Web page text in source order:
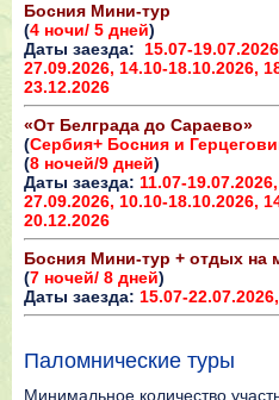
Босния Мини-тур
(4 ночи/ 5 дней)
Даты заезда:
15.07-
27.09.2026, 14.10-18.10.2026,
23.12.2026
«От Белграда до Сараево»
(Сербия+ Босния и
(8 ночей/9 дней)
Даты заезда: 11.07-
27.09.2026, 10.10-18.10.2026,
20.12.2026
Босния Мини-тур + отдых на
(7 ночей/ 8 дней)
Даты заезда: 15.07-
Паломнические туры
Минимальное количество